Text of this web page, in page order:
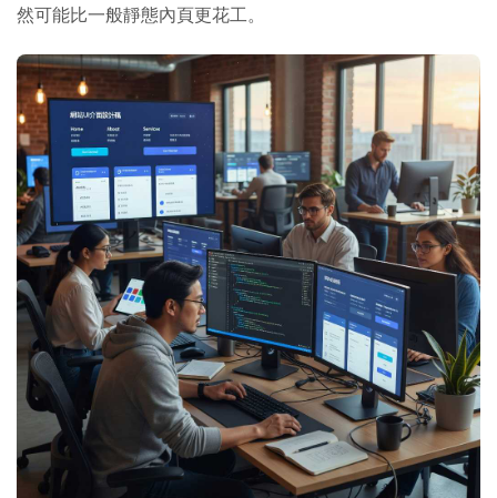
然可能比一般靜態內頁更花工。